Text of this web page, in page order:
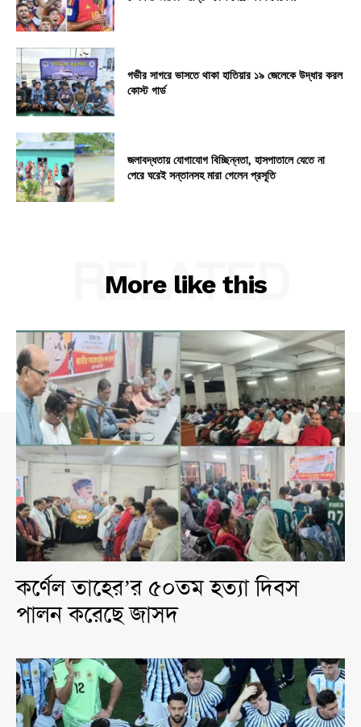
গভীর সাগরে ভাসতে থাকা হাতিয়ার ১৯ জেলেকে উদ্ধার করল
কোস্ট গার্ড
জলাবদ্ধতায় যোগাযোগ বিচ্ছিন্নতা, হাসপাতালে যেতে না
পেরে ঘরেই সন্তানসহ মারা গেলেন প্রসূতি
More like this
RELATED
কর্ণেল তাহের’র ৫০তম হত্যা দিবস
পালন করেছে জাসদ